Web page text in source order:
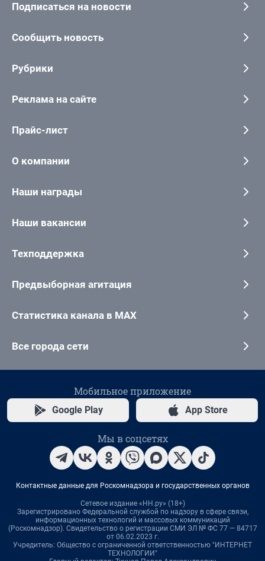
Подписаться на новости
Сообщить новость
Рубрики
Реклама на сайте
Прайс-лист
О компании
Наши награды
Наши вакансии
Техподдержка
Предвыборная агитация
Статистика канала в MAX
Все города сети
Мобильное приложение
Google Play App Store
Мы в соцсетях
Контактные данные для Роскомнадзора и государственных органов
Сетевое издание «НН.ру» (18+)
Зарегистрировано Федеральной службой по надзору в сфере связи,
информационных технологий и массовых коммуникаций
(Роскомнадзор). Свидетельство о регистрации СМИ ЭЛ № ФС 77 — 84717
от 06.02.2023 г.
Учредитель: Общество с ограниченной ответственностью "ИНТЕРНЕТ
ТЕХНОЛОГИИ"